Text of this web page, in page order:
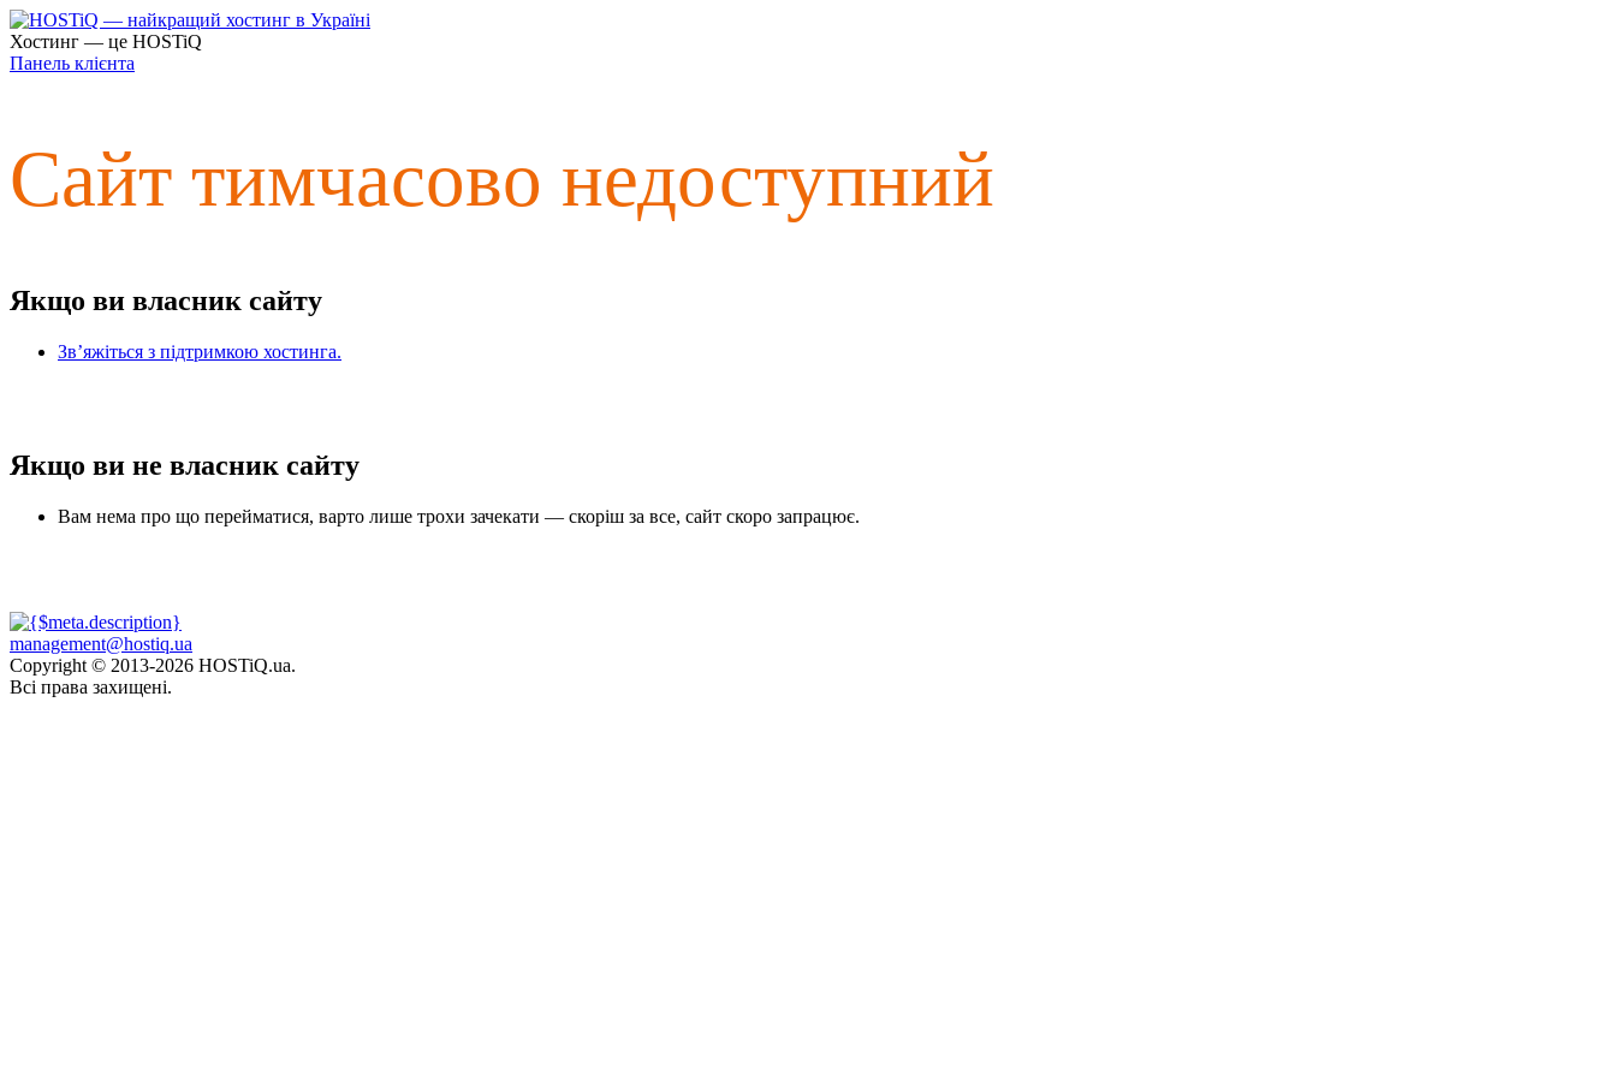
Хостинг — це HOSTiQ
Панель клієнта
Сайт тимчасово недоступний
Якщо ви власник сайту
Зв’яжіться з підтримкою хостинга.
Якщо ви не власник сайту
Вам нема про що перейматися, варто лише трохи зачекати — скоріш за все, сайт скоро запрацює.
management@hostiq.ua
Copyright © 2013-2026 HOSTiQ.ua.
Всі права захищені.